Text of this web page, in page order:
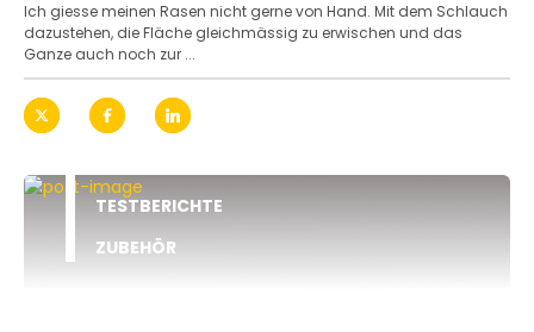
Ich giesse meinen Rasen nicht gerne von Hand. Mit dem Schlauch
dazustehen, die Fläche gleichmässig zu erwischen und das
Ganze auch noch zur ...
TESTBERICHTE
ZUBEHÖR